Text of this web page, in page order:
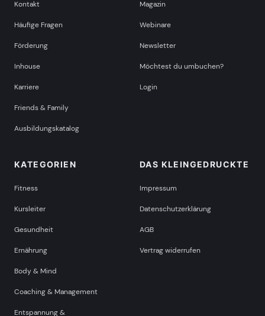
Kontakt
Häufige Fragen
Förderung
Inhouse
Karriere
Friends & Family
Ausbildungskatalog
Magazin
Webinare
Newsletter
Möchtest du umbuchen?
Login
KATEGORIEN
Fitness
Kursleiter
Gesundheit
Ernährung
Body & Mind
Coaching & Management
Entspannung &
DAS KLEINGEDRUCKTE
Impressum
Datenschutzerklärung
AGB
Vertrag widerrufen